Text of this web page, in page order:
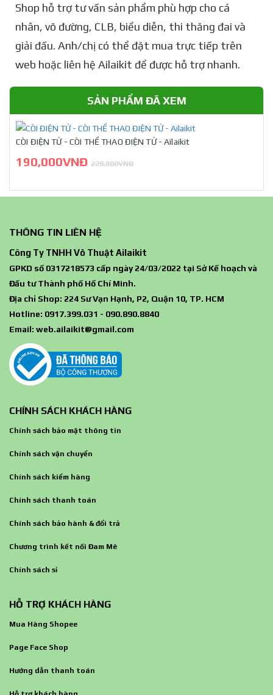
Shop hỗ trợ tư vấn sản phẩm phù hợp cho cá
nhân, võ đường, CLB, biểu diễn, thi thăng đai và
giải đấu. Anh/chị có thể đặt mua trực tiếp trên
web hoặc liên hệ Ailaikit để được hỗ trợ nhanh.
SẢN PHẨM ĐÃ XEM
CÒI ĐIỆN TỬ - CÒI THỂ THAO ĐIỆN TỬ - Ailaikit
190,000VNĐ 220,000VNĐ
THÔNG TIN LIÊN HỆ
Công Ty TNHH Võ Thuật Ailaikit
GPKD số 0317218573 cấp ngày 24/03/2022 tại Sở Kế hoạch và
Đầu tư Thành phố Hồ Chí Minh.
Địa chỉ Shop: 224 Sư Vạn Hạnh, P2, Quận 10, TP. HCM
Hotline: 0917.399.031 - 090.890.8840
Email: web.ailaikit@gmail.com
CHÍNH SÁCH KHÁCH HÀNG
Chính sách bảo mật thông tin
Chính sách vận chuyển
Chính sách kiểm hàng
Chính sách thanh toán
Chính sách bảo hành & đổi trả
Chương trình kết nối Đam Mê
Chính sách sỉ
HỖ TRỢ KHÁCH HÀNG
Mua Hàng Shopee
Page Face Shop
Hướng dẫn thanh toán